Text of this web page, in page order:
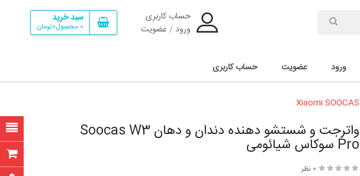
سبد خرید
0 محصول0تومان
حساب کاربری
ورود / عضویت
ورود عضویت حساب کاربری
واترجت و شستشو دهنده دندان و دهان Soocas W3
Pro سوکاس شیائومی
0 نظر